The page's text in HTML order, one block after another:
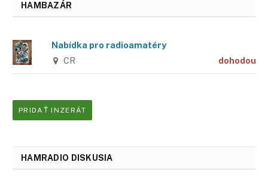
HAMBAZÁR
Nabídka pro radioamatéry
CR dohodou
PRIDAŤ INZERÁT
HAMRADIO DISKUSIA